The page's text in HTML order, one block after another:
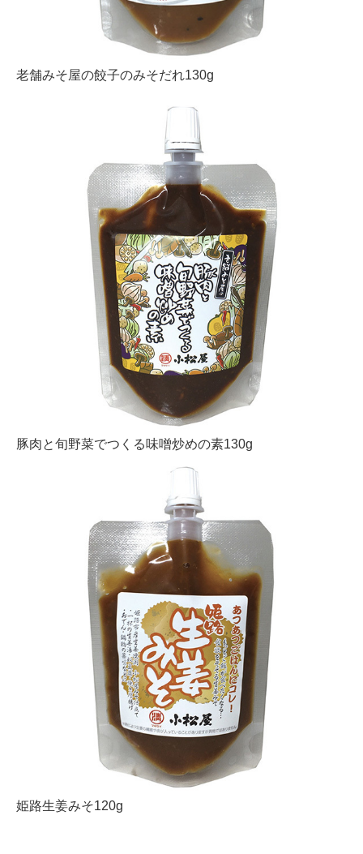
老舗みそ屋の餃子のみそだれ130g
豚肉と旬野菜でつくる味噌炒めの素130g
姫路生姜みそ120g